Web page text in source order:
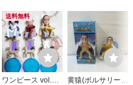
送料無料
ワンピース vol.14
黄猿(ボルサリー